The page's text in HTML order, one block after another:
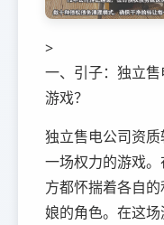
>
一、引子：独立
游戏？
独立售电公司资
一场权力的游戏
方都怀揣着各自
娘的角色。在这